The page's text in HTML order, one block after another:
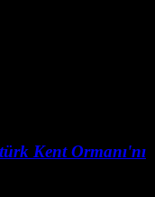
Kent Ormanı'nı